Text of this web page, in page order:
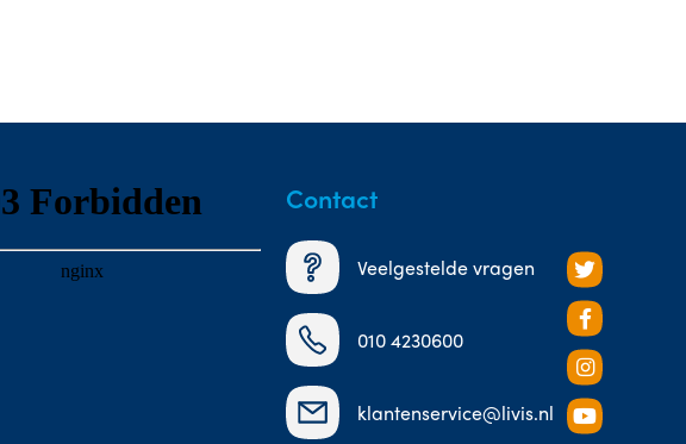
Contact
Veelgestelde vragen
010 4230600
klantenservice@livis.nl